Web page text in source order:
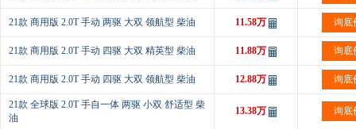
21款 商用版 2.0T 手动 两驱 大双 领航型 柴油 11.58万 询底
21款 商用版 2.0T 手动 四驱 大双 精英型 柴油 11.88万 询底
21款 商用版 2.0T 手动 四驱 大双 领航型 柴油 12.88万 询底
21款 全球版 2.0T 手自一体 两驱 小双 舒适型 柴
油
13.38万 询底